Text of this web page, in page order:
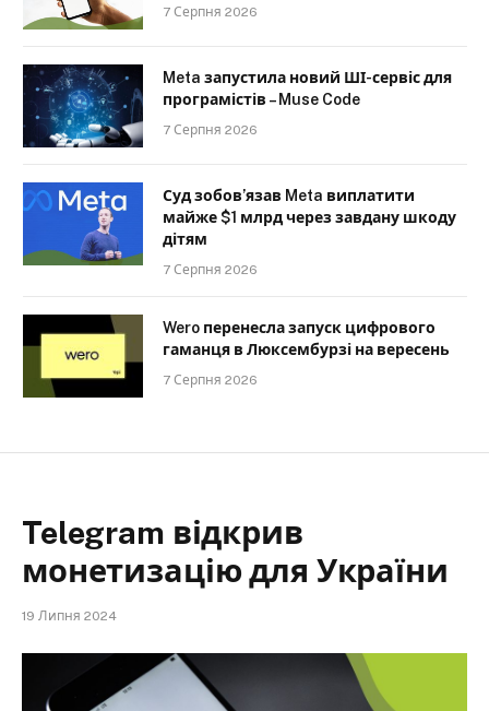
7 Серпня 2026
Meta запустила новий ШІ-сервіс для
програмістів – Muse Code
7 Серпня 2026
Суд зобов’язав Meta виплатити
майже $1 млрд через завдану шкоду
дітям
7 Серпня 2026
Wero перенесла запуск цифрового
гаманця в Люксембурзі на вересень
7 Серпня 2026
Telegram відкрив
монетизацію для України
19 Липня 2024